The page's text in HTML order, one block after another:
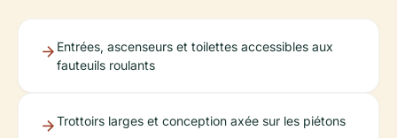
Entrées, ascenseurs et toilettes accessibles aux
fauteuils roulants
Trottoirs larges et conception axée sur les piétons